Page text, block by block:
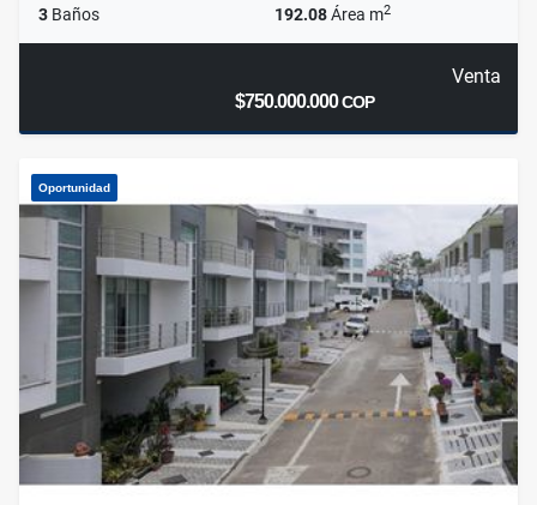
3 Baños 192.08Área m2
Venta
$750.000.000COP
Oportunidad